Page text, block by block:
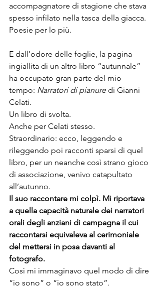
accompagnatore di stagione che stava
spesso infilato nella tasca della giacca.
Poesie per lo più.
E dall’odore delle foglie, la pagina
ingiallita di un altro libro “autunnale”
ha occupato gran parte del mio
tempo: Narratori di pianure di Gianni
Celati.
Un libro di svolta.
Anche per Celati stesso.
Straordinario: ecco, leggendo e
rileggendo poi racconti sparsi di quel
libro, per un neanche così strano gioco
di associazione, venivo catapultato
all’autunno.
Il suo raccontare mi colpì. Mi riportava
a quella capacità naturale dei narratori
orali degli anziani di campagna il cui
raccontarsi equivaleva al cerimoniale
del mettersi in posa davanti al
fotografo.
Così mi immaginavo quel modo di dire
“io sono” o “io sono stato”.